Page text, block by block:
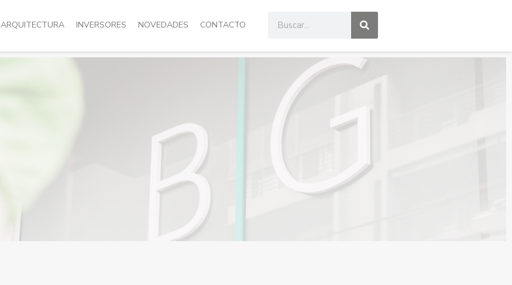
ARQUITECTURA INVERSORES NOVEDADES CONTACTO